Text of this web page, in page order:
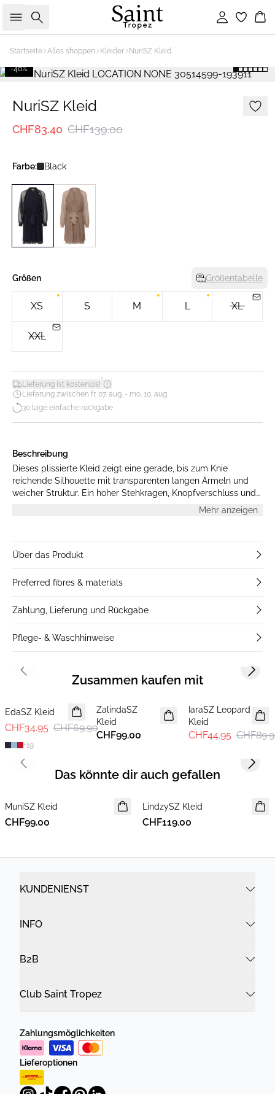
Suche Einloggen
Startseite Alles shoppen Kleider NuriSZ Kleid
-40%
NuriSZ Kleid
CHF83.40 CHF139.00
Farbe: Black
Größen Größentabelle
XS S M L XL
XXL
Lieferung ist kostenlos!*
Lieferung zwischen fr. 07. aug. - mo. 10. aug.
30 tage einfache rückgabe
Beschreibung
Dieses plissierte Kleid zeigt eine gerade, bis zum Knie
reichende Silhouette mit transparenten langen Ärmeln und
weicher Struktur. Ein hoher Stehkragen, Knopfverschluss und
breiter Bindegürtel aus dem gleichen Stoff verleihen dem
Mehr anzeigen
Über das Produkt
Preferred fibres & materials
Zahlung, Lieferung und Rückgabe
Pflege- & Waschhinweise
Zusammen kaufen mit
EdaSZ Kleid
CHF34.95 CHF69.90
+19
ZalindaSZ
Kleid
CHF99.00
-50%
IaraSZ Leopard
Kleid
CHF44.95
Previous slide Next
Das könnte dir auch gefallen
MuniSZ Kleid
CHF99.00
NEUHEIT
LindzySZ Kleid
CHF119.00
Previous slide Next
KUNDENIENST
INFO
B2B
Club Saint Tropez
Zahlungsmöglichkeiten
Lieferoptionen